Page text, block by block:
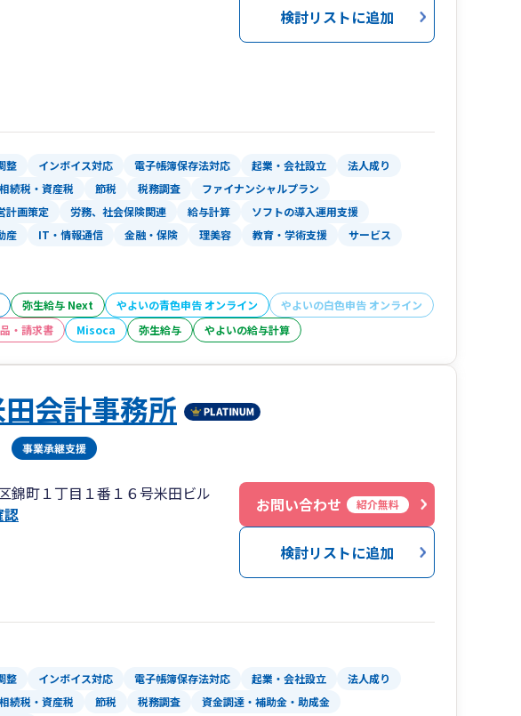
検討リストに追加
整 インボイス対応 電子帳簿保存法対応 起業・会社設立
法人成り
相続税・資産税 節税 税務調査
ファイナンシャルプラン
計画策定 労務、社会保険関連 給与計算 ソフトの導入運用支援
産 IT・情報通信 金融・保険 理美容 教育・学術支援
サービス
弥生給与 Next やよいの青色申告 オンライン
やよいの白色申告 オンライン
・請求書 Misoca 弥生給与 やよいの給与計算
会計事務所
錦町１丁目１番１６号米田ビル
認
お問い合わせ 紹介無料
検討リストに追加
整 インボイス対応 電子帳簿保存法対応 起業・会社設立
法人成り
相続税・資産税 節税 税務調査
資金調達・補助金・助成金